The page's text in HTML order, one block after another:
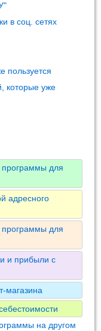
в соц. сетях
пользуется
которые уже
программы для
адресного
программы для
и прибыли с
магазина
на другом